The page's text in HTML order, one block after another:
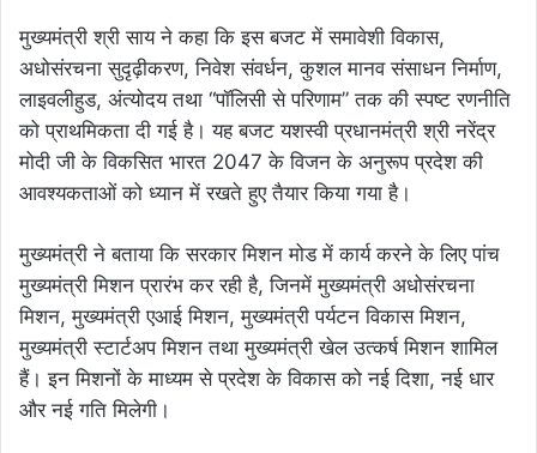
मुख्यमंत्री श्री साय ने कहा कि इस बजट में समावेशी विकास,
अधोसंरचना सुदृढ़ीकरण, निवेश संवर्धन, कुशल मानव संसाधन निर्माण,
लाइवलीहुड, अंत्योदय तथा “पॉलिसी से परिणाम” तक की स्पष्ट रणनीति
को प्राथमिकता दी गई है। यह बजट यशस्वी प्रधानमंत्री श्री नरेंद्र
मोदी जी के विकसित भारत 2047 के विजन के अनुरूप प्रदेश की
आवश्यकताओं को ध्यान में रखते हुए तैयार किया गया है।
मुख्यमंत्री ने बताया कि सरकार मिशन मोड में कार्य करने के लिए पांच
मुख्यमंत्री मिशन प्रारंभ कर रही है, जिनमें मुख्यमंत्री अधोसंरचना
मिशन, मुख्यमंत्री एआई मिशन, मुख्यमंत्री पर्यटन विकास मिशन,
मुख्यमंत्री स्टार्टअप मिशन तथा मुख्यमंत्री खेल उत्कर्ष मिशन शामिल
हैं। इन मिशनों के माध्यम से प्रदेश के विकास को नई दिशा, नई धार
और नई गति मिलेगी।